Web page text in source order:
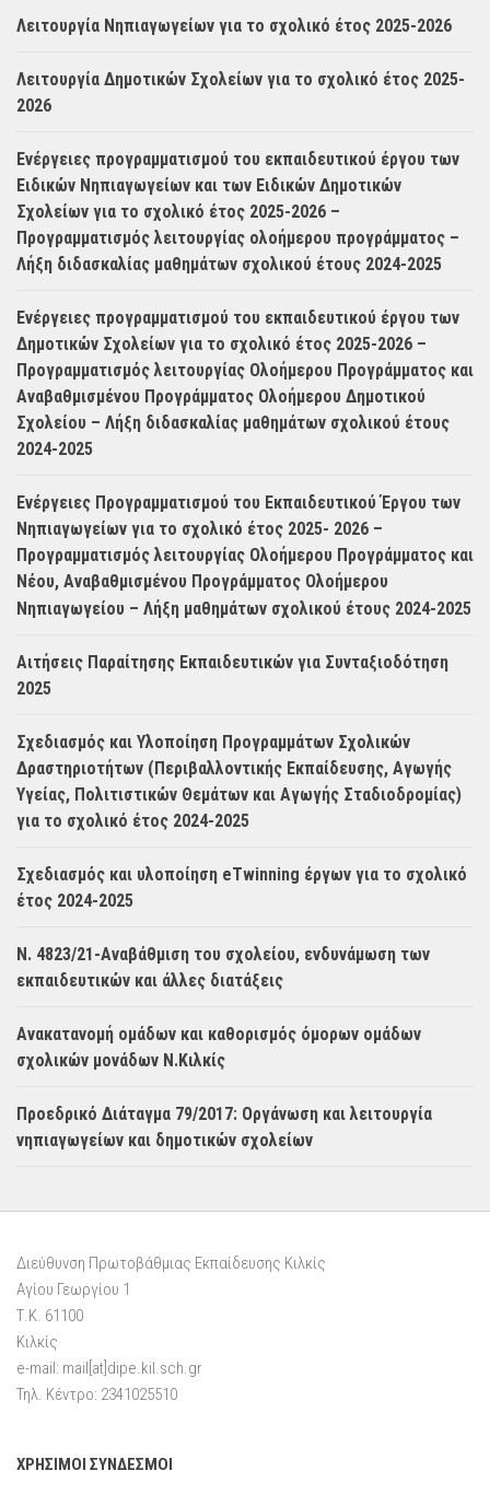
Λειτουργία Νηπιαγωγείων για το σχολικό έτος 2025-2026
Λειτουργία Δημοτικών Σχολείων για το σχολικό έτος 2025-
2026
Ενέργειες προγραμματισμού του εκπαιδευτικού έργου των
Ειδικών Νηπιαγωγείων και των Ειδικών Δημοτικών
Σχολείων για το σχολικό έτος 2025-2026 –
Προγραμματισμός λειτουργίας ολοήμερου προγράμματος –
Λήξη διδασκαλίας μαθημάτων σχολικού έτους 2024-2025
Ενέργειες προγραμματισμού του εκπαιδευτικού έργου των
Δημοτικών Σχολείων για το σχολικό έτος 2025-2026 –
Προγραμματισμός λειτουργίας Ολοήμερου Προγράμματος και
Αναβαθμισμένου Προγράμματος Ολοήμερου Δημοτικού
Σχολείου – Λήξη διδασκαλίας μαθημάτων σχολικού έτους
2024-2025
Ενέργειες Προγραμματισμού του Εκπαιδευτικού Έργου των
Νηπιαγωγείων για το σχολικό έτος 2025- 2026 –
Προγραμματισμός λειτουργίας Ολοήμερου Προγράμματος και
Νέου, Αναβαθμισμένου Προγράμματος Ολοήμερου
Νηπιαγωγείου – Λήξη μαθημάτων σχολικού έτους 2024-2025
Αιτήσεις Παραίτησης Εκπαιδευτικών για Συνταξιοδότηση
2025
Σχεδιασμός και Υλοποίηση Προγραμμάτων Σχολικών
Δραστηριοτήτων (Περιβαλλοντικής Εκπαίδευσης, Αγωγής
Υγείας, Πολιτιστικών Θεμάτων και Αγωγής Σταδιοδρομίας)
για το σχολικό έτος 2024-2025
Σχεδιασμός και υλοποίηση eTwinning έργων για το σχολικό
έτος 2024-2025
Ν. 4823/21-Αναβάθμιση του σχολείου, ενδυνάμωση των
εκπαιδευτικών και άλλες διατάξεις
Ανακατανομή ομάδων και καθορισμός όμορων ομάδων
σχολικών μονάδων Ν.Κιλκίς
Προεδρικό Διάταγμα 79/2017: Οργάνωση και λειτουργία
νηπιαγωγείων και δημοτικών σχολείων
Διεύθυνση Πρωτοβάθμιας Εκπαίδευσης Κιλκίς
Αγίου Γεωργίου 1
Τ.Κ. 61100
Κιλκίς
e-mail: mail[at]dipe.kil.sch.gr
Τηλ. Κέντρο: 2341025510
ΧΡΗΣΙΜΟΙ ΣΥΝΔΕΣΜΟΙ